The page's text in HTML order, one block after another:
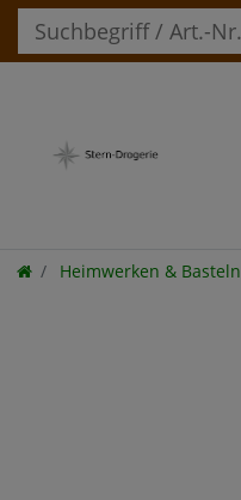
Heimwerken & Basteln